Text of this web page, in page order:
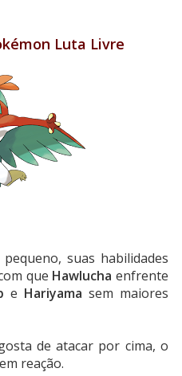
Luta Livre
suas habilidades
que Hawluchaenfrente
e Hariyama sem maiores
de atacar por cima, o
reação.